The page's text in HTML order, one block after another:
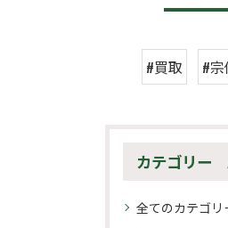
#買取 #
カテゴリー
全てのカテゴリ